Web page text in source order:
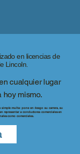
en licencias de
Lincoln.
cualquier lugar
hoy mismo.
multa: pone en riesgo su carrera, su
representar a conductores comerciales en
como comerciales.